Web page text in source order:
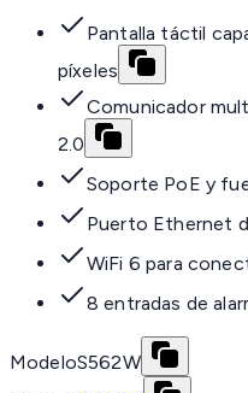
Pantalla táctil
píxeles
Comunicador
2.0
Soporte PoE y
Puerto Ethernet
WiFi 6 para
8 entradas de
ModeloS562W